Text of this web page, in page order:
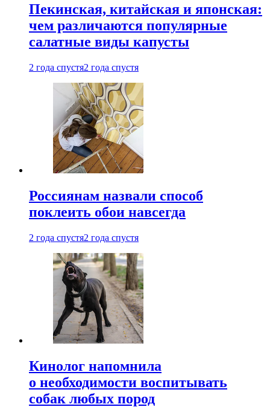
Пекинская, китайская и японская:
чем различаются популярные
салатные виды капусты
2 года спустя2 года спустя
Россиянам назвали способ
поклеить обои навсегда
2 года спустя2 года спустя
Кинолог напомнила
о необходимости воспитывать
собак любых пород